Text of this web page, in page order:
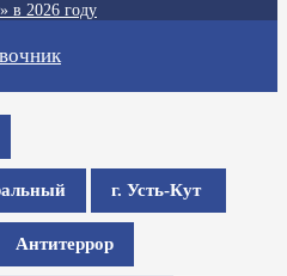
в 2026 году
г. Усть-Кут
Антитеррор